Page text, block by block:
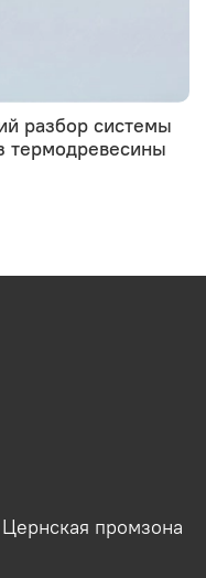
разбор системы
термодревесины
промзона